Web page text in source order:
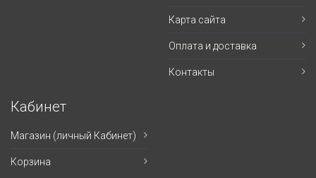
Карта сайта
Оплата и доставка
Контакты
Кабинет
Магазин (личный Кабинет)
Корзина